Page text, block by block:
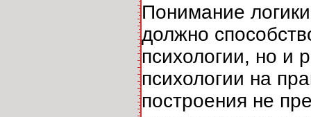
Понимание
должно
психологии, но и
психологии на
построения не